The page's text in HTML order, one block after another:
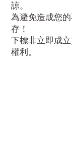
諒。
為避免造成您
存！
下標非立即成
權利。